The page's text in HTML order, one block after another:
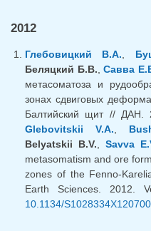
2012
Глебовицкий В.А.,
Беляцкий Б.В.,Савва
метасоматоза и
зонах сдвиговых
Балтийский щит //
Glebovitskii V.A.,
Belyatskii B.V., Savva
metasomatism and ore
zones of the Fenno-
Earth Sciences. 2012.
10.1134/